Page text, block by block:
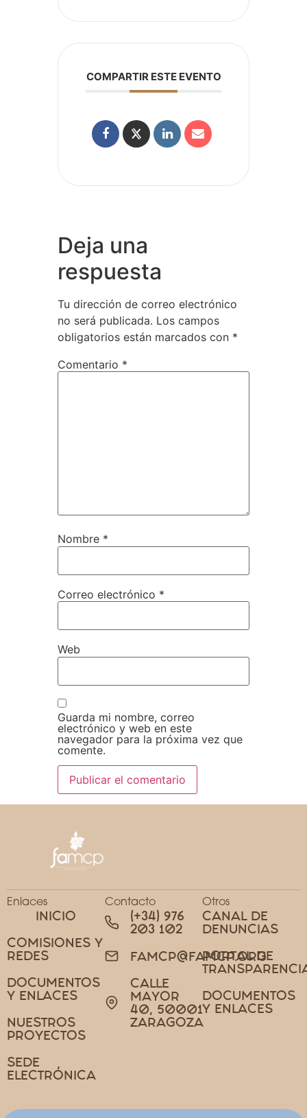
COMPARTIR ESTE EVENTO
Deja una
respuesta
Tu dirección de correo electrónico
no será publicada. Los campos
obligatorios están marcados con *
Comentario *
Nombre *
Correo electrónico *
Web
Guarda mi nombre, correo
electrónico y web en este
navegador para la próxima vez que
comente.
Enlaces
INICIO
COMISIONES Y
REDES
DOCUMENTOS
Y ENLACES
NUESTROS
PROYECTOS
SEDE
ELECTRÓNICA
Contacto
(+34) 976
203 102
FAMCP@FAMCP.ORG
CALLE
MAYOR
40, 50001
ZARAGOZA
Otros
CANAL DE
DENUNCIAS
PORTAL DE
DOCUMENTOS
Y ENLACES